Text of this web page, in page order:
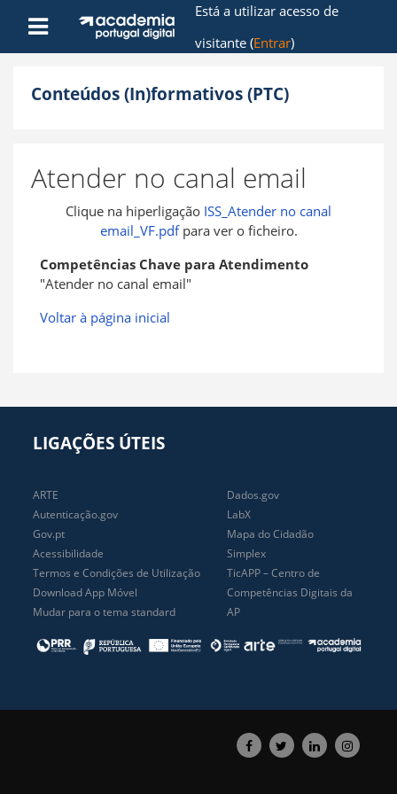
Ir para o conteúdo principal
Painel lateral
Está a utilizar acesso de
visitante (Entrar)
Conteúdos (In)formativos (PTC)
Atender no canal email
Clique na hiperligação ISS_Atender no canal
email_VF.pdfpara ver o ficheiro.
Competências Chave para Atendimento
"Atender no canal email"
Voltar à página inicial
LIGAÇÕES ÚTEIS
ARTE
Autenticação.gov
Gov.pt
Acessibilidade
Termos e Condições de Utilização
Download App Móvel
Mudar para o tema standard
Dados.gov
LabX
Mapa do Cidadão
Simplex
TicAPP – Centro de
Competências Digitais da
AP